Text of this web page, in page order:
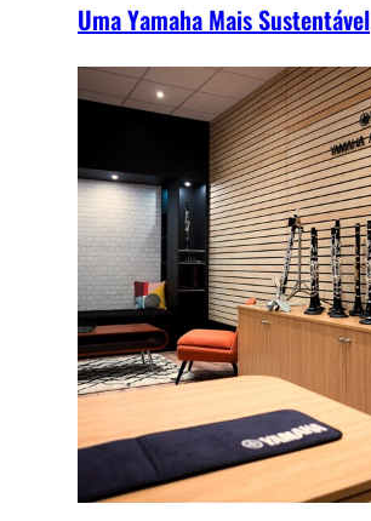
Uma Yamaha Mais Sustentável